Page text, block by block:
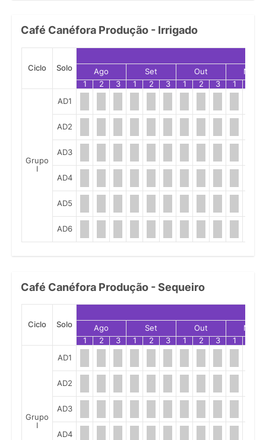
Café Canéfora Produção - Irrigado
Ciclo Solo Ago Set Out
Nov
1
2 3 1 2 3 1 2 3 1
Grupo
I
AD1
AD2
AD3
AD4
AD5
AD6
Café Canéfora Produção - Sequeiro
Ciclo Solo Ago Set Out
Nov
1
2 3 1 2 3 1 2 3 1
Grupo
I
AD1
AD2
AD3
AD4